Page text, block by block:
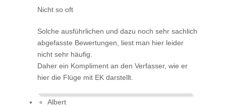
Nicht so oft
Solche ausführlichen und dazu noch sehr sachlich
abgefasste Bewertungen, liest man hier leider
nicht sehr häufig.
Daher ein Kompliment an den Verfasser, wie er
hier die Flüge mit EK darstellt.
Albert